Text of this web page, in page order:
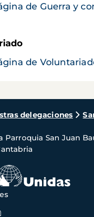
de Guerra y
de
delegaciones
Parroquia San Juan